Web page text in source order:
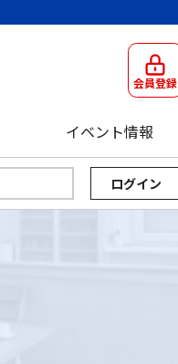
会員登録
イベント情報